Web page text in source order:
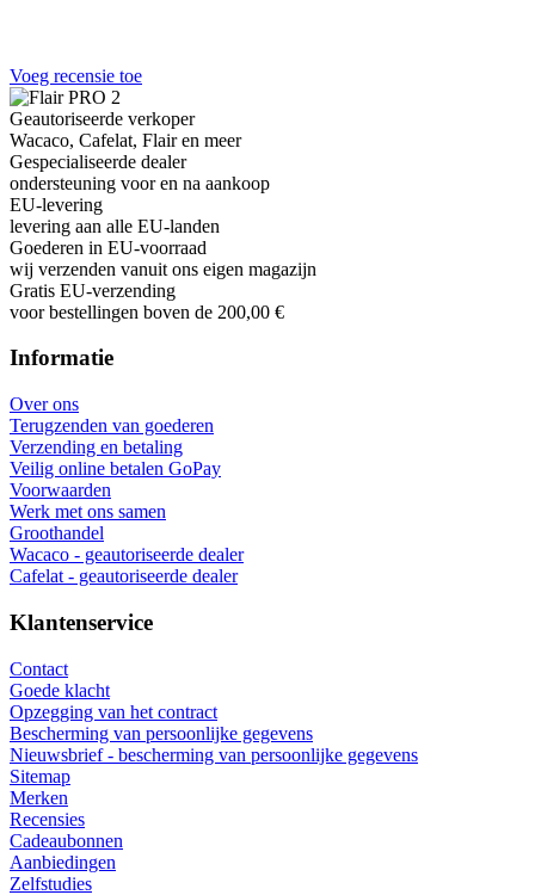
Voeg recensie toe
Geautoriseerde verkoper
Wacaco, Cafelat, Flair en meer
Gespecialiseerde dealer
ondersteuning voor en na aankoop
EU-levering
levering aan alle EU-landen
Goederen in EU-voorraad
wij verzenden vanuit ons eigen magazijn
Gratis EU-verzending
voor bestellingen boven de 200,00 €
Informatie
Over ons
Terugzenden van goederen
Verzending en betaling
Veilig online betalen GoPay
Voorwaarden
Werk met ons samen
Groothandel
Wacaco - geautoriseerde dealer
Cafelat - geautoriseerde dealer
Klantenservice
Contact
Goede klacht
Opzegging van het contract
Bescherming van persoonlijke gegevens
Nieuwsbrief - bescherming van persoonlijke gegevens
Sitemap
Merken
Recensies
Cadeaubonnen
Aanbiedingen
Zelfstudies